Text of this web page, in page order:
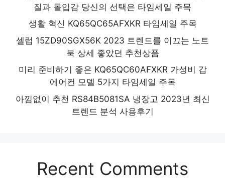
질과 몰입감 당신의 선택은 타임세일 주목
생활 혁신 KQ65QC65AFXKR 타임세일 주목
셀럽 15ZD90SGX56K 2023 트렌드를 이끄는 노트
북 상세 좋았던 추천상품
미리 준비하기 좋은 KQ65QC60AFXKR 가성비 갑
에어컨 모델 5가지 타임세일 주목
아낌없이 추천 RS84B5081SA 냉장고 2023년 최신
트렌드 분석 사용후기
Recent Comments